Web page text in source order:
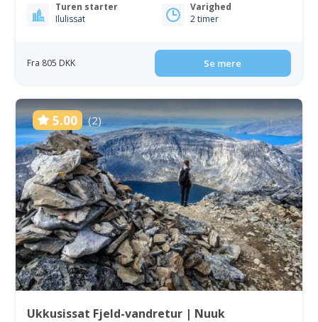
Turen starter
Ilulissat
Varighed
2 timer
Fra 805 DKK Se mere
5.00 (2)
Ukkusissat Fjeld-vandretur | Nuuk